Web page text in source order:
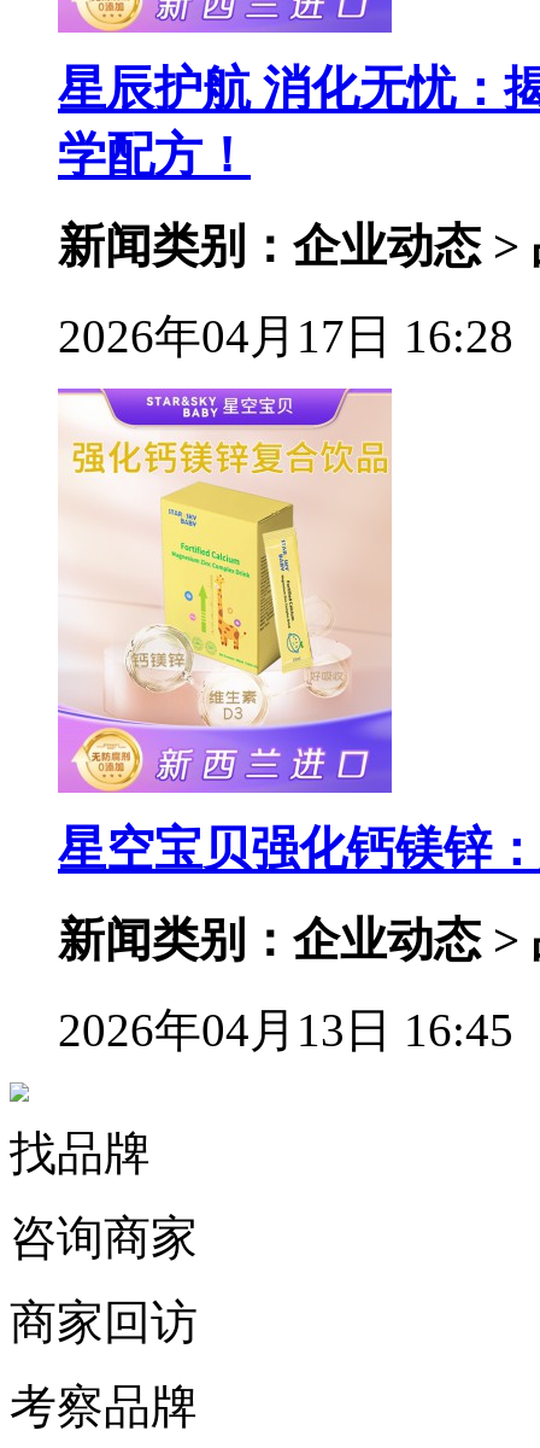
星辰护航 消化无忧：
学配方！
新闻类别：企业动态 >
2026年04月17日 16:28
星空宝贝强化钙镁锌
新闻类别：企业动态 >
2026年04月13日 16:45
找品牌
咨询商家
商家回访
考察品牌